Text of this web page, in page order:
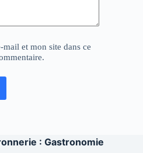
et mon site dans ce
: Gastronomie